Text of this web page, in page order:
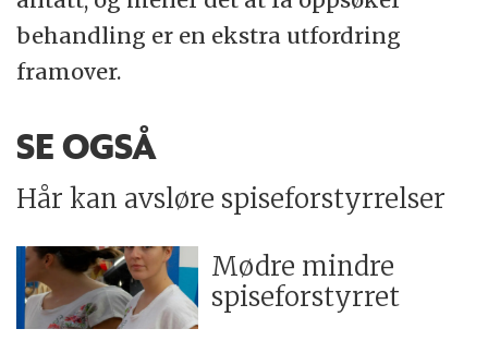
behandling er en ekstra utfordring
framover.
SE OGSÅ
Hår kan avsløre spiseforstyrrelser
Mødre mindre
spiseforstyrret